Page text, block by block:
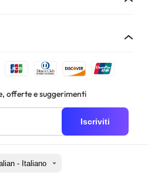
offerte e suggerimenti
Iscriviti
- Italiano